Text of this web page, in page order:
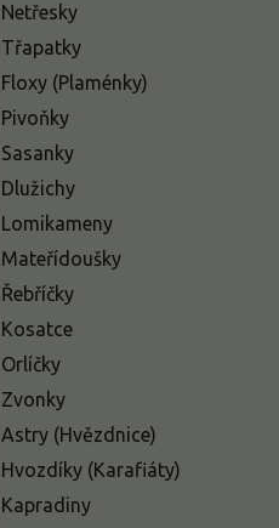
Netřesky
Třapatky
Floxy (Plaménky)
Pivoňky
Sasanky
Dlužichy
Lomikameny
Mateřídoušky
Řebříčky
Kosatce
Orlíčky
Zvonky
Astry (Hvězdnice)
Hvozdíky (Karafiáty)
Kapradiny